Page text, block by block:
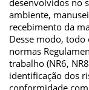
ambiente,
recebimento da
Desse modo,
normas
trabalho (NR6,
identificação dos
conformidade